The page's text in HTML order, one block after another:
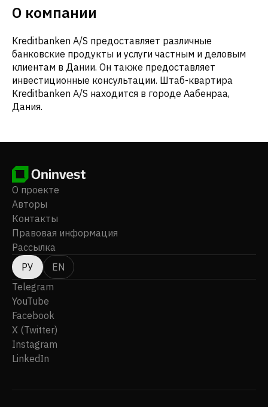
О компании
Kreditbanken A/S предоставляет различные
банковские продукты и услуги частным и деловым
клиентам в Дании. Он также предоставляет
инвестиционные консультации. Штаб-квартира
Kreditbanken A/S находится в городе Аабенраа,
Дания.
О проекте
Авторы
Контакты
Правовая информация
Рассылка
РУ
EN
Telegram
YouTube
Facebook
X (Twitter)
Instagram
LinkedIn